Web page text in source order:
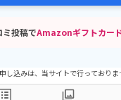
投稿でAmazonギフトカー
し込みは、当サイトで行っておりま